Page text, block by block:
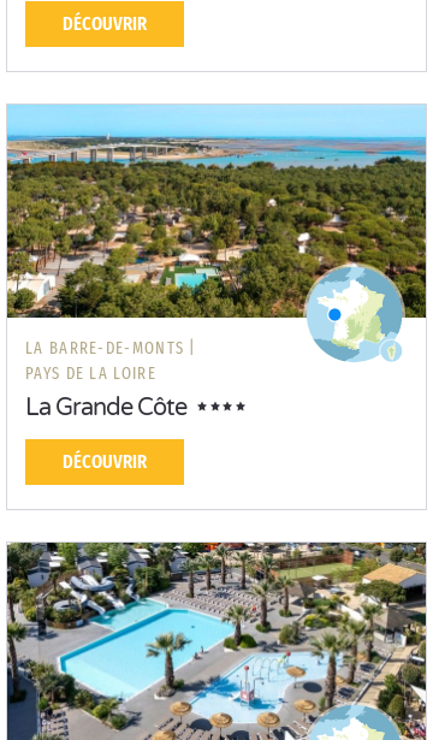
DÉCOUVRIR
LA BARRE-DE-MONTS |
PAYS DE LA LOIRE
La Grande Côte
DÉCOUVRIR